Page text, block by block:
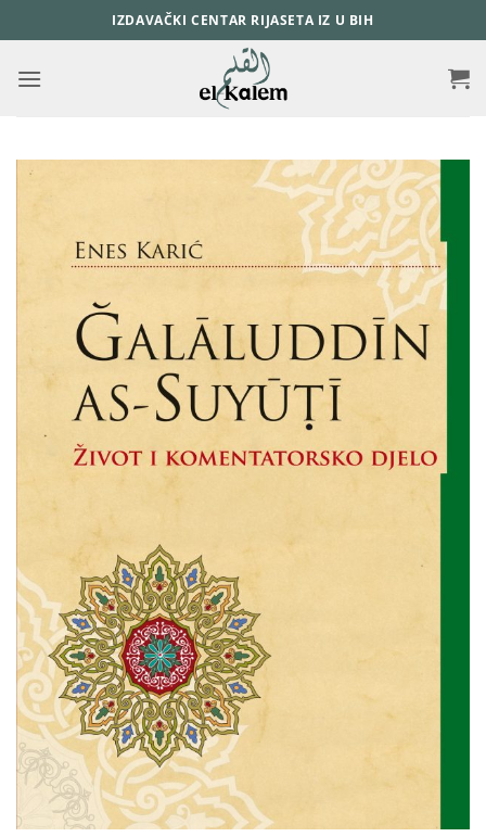
to
content
IZDAVAČKI CENTAR RIJASETA IZ U BIH